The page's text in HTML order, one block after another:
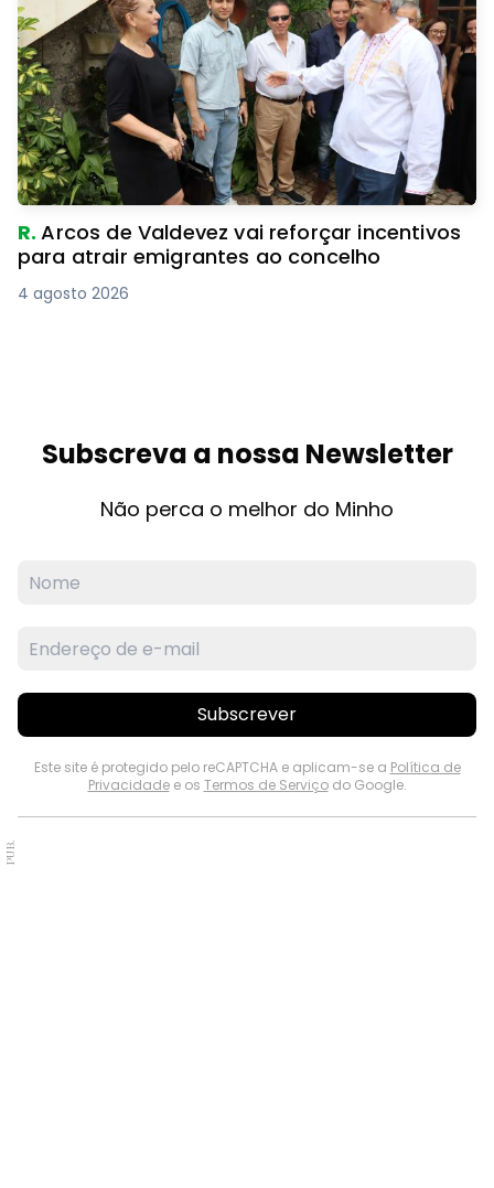
R.Arcos de Valdevez vai reforçar incentivos
para atrair emigrantes ao concelho
4 agosto 2026
Subscreva a nossa Newsletter
Não perca o melhor do Minho
Subscrever
Este site é protegido pelo reCAPTCHA e aplicam-se a Política de
Privacidadee os Termos de Serviçodo Google.
PUB.